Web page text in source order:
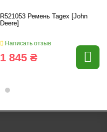
R521053 Ремень Tagex [John
Deere]
Написать отзыв
1 845 ₴